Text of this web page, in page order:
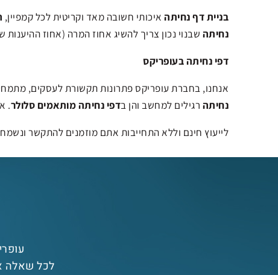
בניית דף נחיתה איכותי חשובה מאד וקריטית לכל קמפיין,
נחיתה שבנוי נכון צריך להשיג אחוז המרה (אחוז ההיענות
דפי נחיתה בעופריקס
אנחנו, בחברת עופריקס פתרונות תקשורת לעסקים,
נחיתה רגילים למחשב והן בדפי נחיתה מותאמים סלולר.
לייעוץ חינם וללא התחייבות אתם מוזמנים להתקשר
לכל שאלה